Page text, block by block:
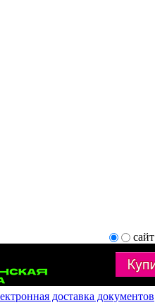
сайт
доставка документов